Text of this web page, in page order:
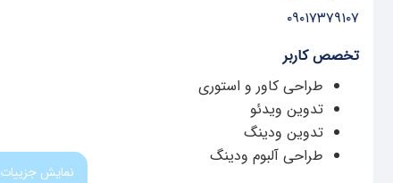
۰۹۰۱۷۳۷۹۱۰۷
تخصص کاربر
طراحی کاور و استوری
تدوین ویدئو
تدوین ودینگ
طراحی آلبوم ودینگ
نمایش جزییات